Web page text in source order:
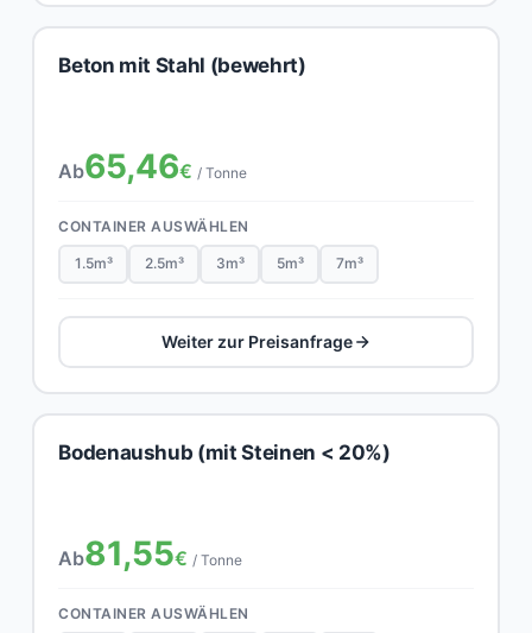
Beton mit Stahl (bewehrt)
Ab65,46€ / Tonne
CONTAINER AUSWÄHLEN
1.5m³ 2.5m³ 3m³ 5m³ 7m³
Weiter zur Preisanfrage
Bodenaushub (mit Steinen < 20%)
Ab81,55€ / Tonne
CONTAINER AUSWÄHLEN